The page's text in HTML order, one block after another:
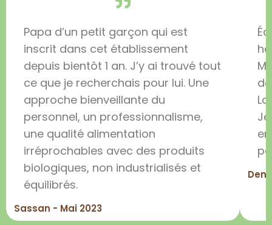
Papa d’un petit garçon qui est
inscrit dans cet établissement
depuis bientôt 1 an. J’y ai trouvé tout
ce que je recherchais pour lui. Une
approche bienveillante du
personnel, un professionnalisme,
une qualité alimentation
irréprochables avec des produits
biologiques, non industrialisés et
équilibrés.
Sassan - Mai 2023